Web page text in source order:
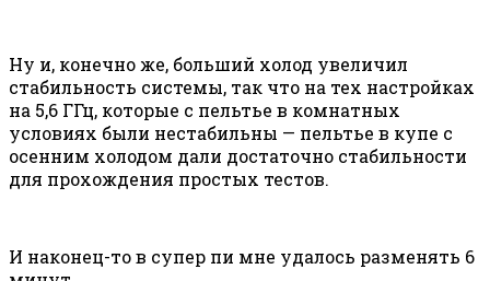
Ну и, конечно же, больший холод увеличил
стабильность системы, так что на тех настройках
на 5,6 ГГц, которые с пельтье в комнатных
условиях были нестабильны — пельтье в купе с
осенним холодом дали достаточно стабильности
для прохождения простых тестов.
И наконец-то в супер пи мне удалось разменять 6